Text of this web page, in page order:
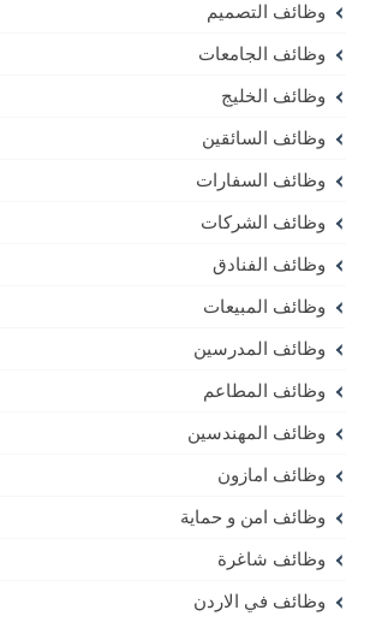
وظائف التصميم
وظائف الجامعات
وظائف الخليج
وظائف السائقين
وظائف السفارات
وظائف الشركات
وظائف الفنادق
وظائف المبيعات
وظائف المدرسين
وظائف المطاعم
وظائف المهندسين
وظائف امازون
وظائف امن و حماية
وظائف شاغرة
وظائف في الاردن